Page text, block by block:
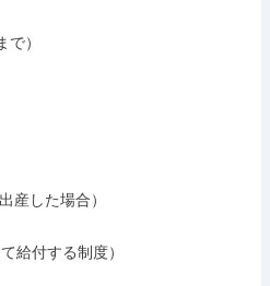
）
産した場合）
給付する制度）